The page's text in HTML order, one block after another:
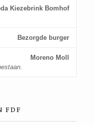
Kiezebrink Bomhof
Bezorgde burger
Moreno Moll
FDF